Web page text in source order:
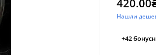
Нашли
+42